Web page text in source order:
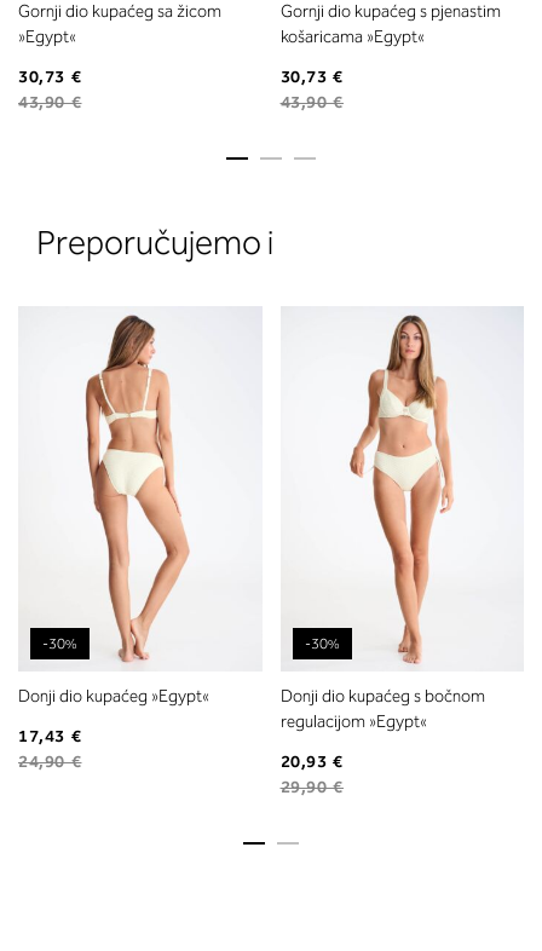
Gornji dio kupaćeg sa žicom
»Egypt«
30,73 €
43,90 €
Gornji dio kupaćeg s pjenastim
košaricama »Egypt«
30,73 €
43,90 €
Preporučujemo i
-30%
Donji dio kupaćeg »Egypt«
17,43 €
24,90 €
-30%
Donji dio kupaćeg s bočnom
regulacijom »Egypt«
20,93 €
29,90 €
2. Prsni obseg
Izmerite prsni obseg. Šiviljski
položite čez hrbet v višini
izreza in čez prsi, v višini bradavic
vdolbine med prsmi. V razdelku 2.
boste prebrali, katera globina
ustreza vaši meri (A, B …) – iščite v
stolpcu, ki ste ga določili s